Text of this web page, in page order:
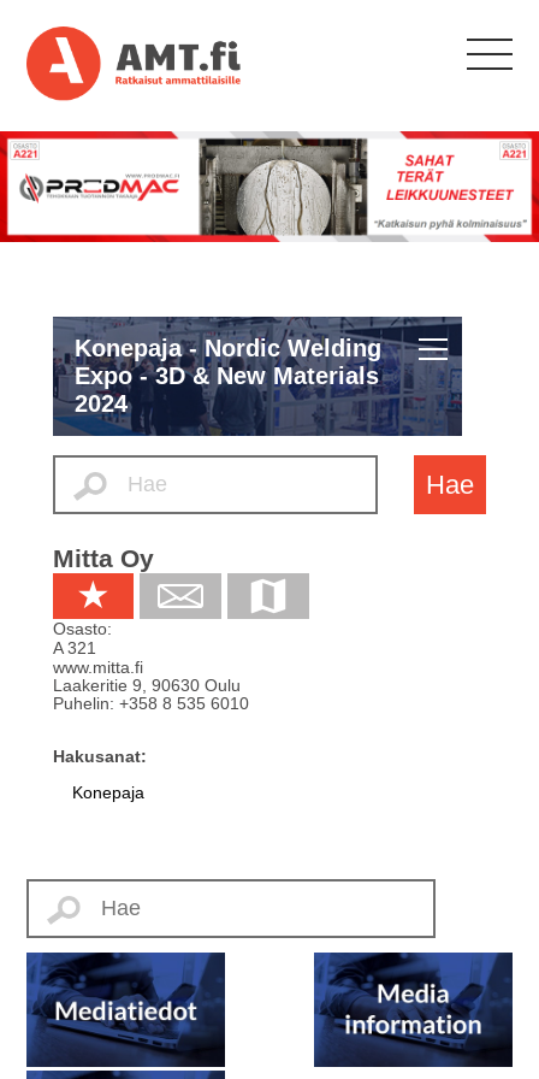
Konepaja - Nordic Welding
Expo - 3D & New Materials
2024
Hae
Mitta Oy
Osasto:
A 321
www.mitta.fi
Laakeritie 9 90630 Oulu
Puhelin: +358 8 535 6010
Hakusanat:
Konepaja